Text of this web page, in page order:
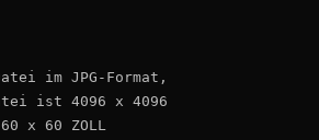
im JPG-Format,
ist 4096 x 4096
x 60 ZOLL